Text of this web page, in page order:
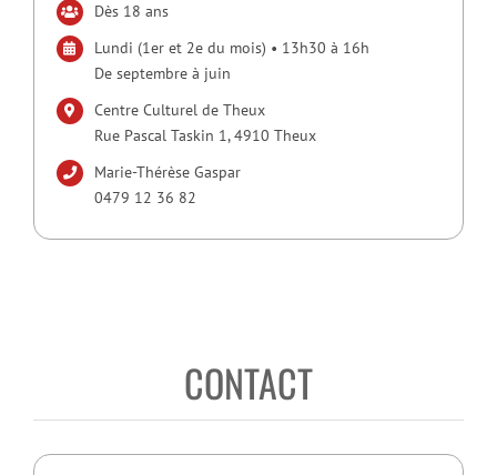
Dès 18 ans
Lundi (1er et 2e du mois) • 13h30 à 16h
De septembre à juin
Centre Culturel de Theux
Rue Pascal Taskin 1, 4910 Theux
Marie-Thérèse Gaspar
0479 12 36 82
CONTACT